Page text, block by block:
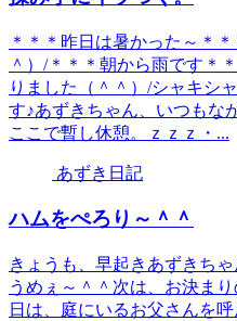
＊＊＊昨日は暑かった～＊
＾）/＊＊＊朝から雨です＊
りました（＾＾）/シャキシ
す♪あずきちゃん、いつもな
ここで暫し休憩。ｚｚｚ・...
あずき日記
ハムをぺろり～＾＾
きょうも、早起きあずきち
うめぇ～＾＾次は、お決ま
日は、庭にいるお父さんを